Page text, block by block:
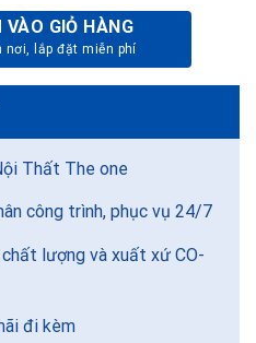
số lượng
VÀO GIỎ HÀNG
Thất The one
công trình, phục vụ 24/7
lượng và xuất xứ CO-
đi kèm